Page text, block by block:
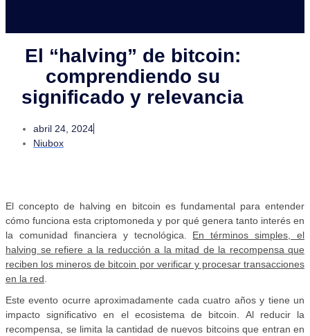
El “halving” de bitcoin:
comprendiendo su
significado y relevancia
abril 24, 2024
Niubox
El concepto de halving en bitcoin es fundamental para entender
cómo funciona esta criptomoneda y por qué genera tanto interés en
la comunidad financiera y tecnológica. En términos simples, el
halving se refiere a la reducción a la mitad de la recompensa que
reciben los mineros de bitcoin por verificar y procesar transacciones
en la red.
Este evento ocurre aproximadamente cada cuatro años y tiene un
impacto significativo en el ecosistema de bitcoin. Al reducir la
recompensa, se limita la cantidad de nuevos bitcoins que entran en